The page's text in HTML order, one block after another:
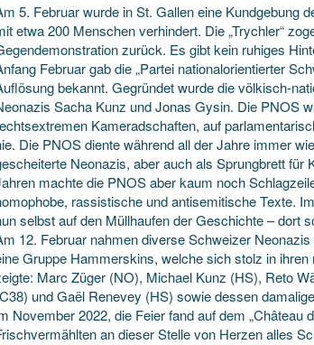
5. Februar wurde in St. Gallen eine Kundgebung
etwa 200 Menschen verhindert. Die „Trychler“
zurück. Es gibt kein ruhiges
Februar gab die „Partei nationalorientierter
bekannt. Gegründet wurde die völkisch-
Sacha Kunz und Jonas Gysin. Die PNOS
Kameradschaften, auf
Die PNOS diente während all der Jahre immer
Neonazis, aber auch als Sprungbrett
machte die PNOS aber kaum noch
rassistische und antisemitische Texte.
selbst auf den Müllhaufen der Geschichte – dort
12. Februar nahmen diverse Schweizer
Gruppe Hammerskins, welche sich stolz in
Marc Züger (NO), Michael Kunz (HS), Reto
und Gaël Renevey (HS) sowie dessen
November 2022, die Feier fand auf dem „Château
an dieser Stelle von Herzen alles